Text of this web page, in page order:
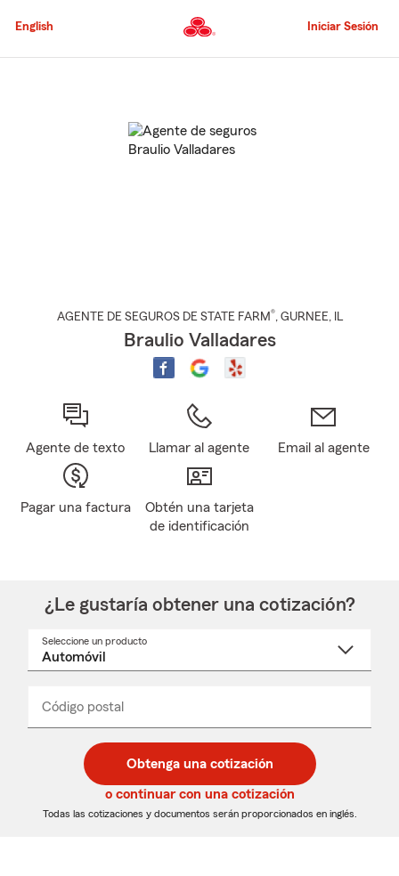
al
principal
English Iniciar Sesión
AGENTE DE SEGUROS DE STATE FARM®, GURNEE, IL
Braulio Valladares
Agente de texto Llamar al agente Email al agente
Pagar una factura
Obtén una tarjeta
de identificación
¿Le gustaría obtener una cotización?
Seleccione un producto
desplegable
Código postal
de
5
dígitos
de
5
dígitos
_____
Obtenga una cotización
o continuar con una cotización
Todas las cotizaciones y documentos serán proporcionados en inglés.